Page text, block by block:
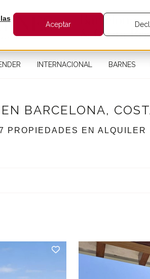
Aceptar
INTERNACIONAL BARNES
BARCELONA,
PROPIEDADES EN ALQUILER